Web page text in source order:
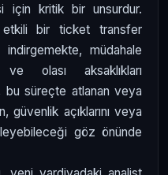
için kritik bir unsurdur.
etkili bir ticket transfer
müdahale
ve olası aksaklıkları
bu süreçte atlanan veya
güvenlik açıklarını veya
göz önünde